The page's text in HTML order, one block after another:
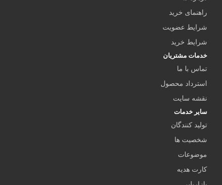
راهنمای خرید
شرایط عضویت
شرایط خرید
خدمات مشتریان
تماس با ما
استرداد محصول
نقشه سایت
سایر خدمات
تولید کنندگان
شخصیت ها
موضوعات
کارت هدیه